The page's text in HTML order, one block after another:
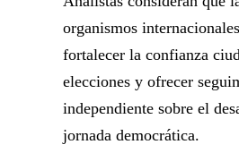
organismos
fortalecer la confianza
elecciones y ofrecer
independiente sobre el
jornada democrática.